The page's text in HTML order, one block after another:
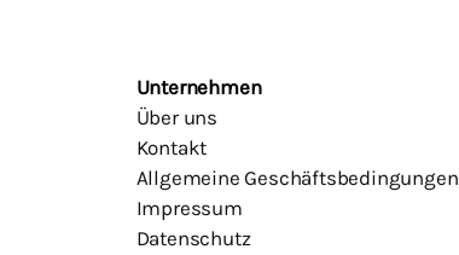
Unternehmen
Über uns
Kontakt
Allgemeine Geschäftsbedingungen
Impressum
Datenschutz